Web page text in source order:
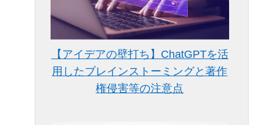
【アイデアの壁打ち】ChatGPTを活
用したブレインストーミングと著作
権侵害等の注意点